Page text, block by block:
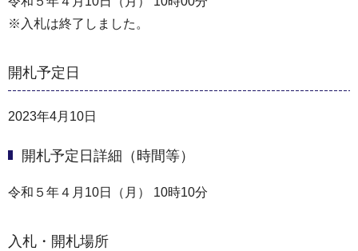
※入札は終了しました。
開札予定日
2023年4月10日
開札予定日詳細（時間等）
令和５年４月10日（月） 10時10分
入札・開札場所